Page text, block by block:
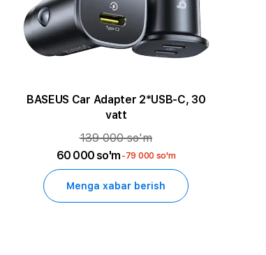
BASEUS Car Adapter 2*USB-C, 30
vatt
139 000 so'm
60 000 so'm -79 000 so'm
Menga xabar berish